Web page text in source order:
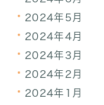
2024年5月
2024年4月
2024年3月
2024年2月
2024年1月